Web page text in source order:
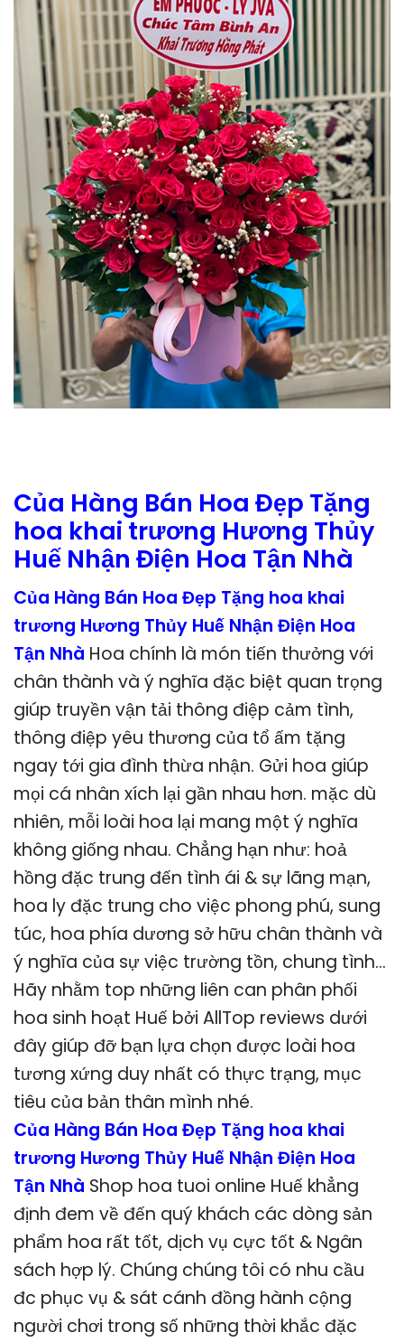
Của Hàng Bán Hoa Đẹp Tặng
hoa khai trương Hương Thủy
Huế Nhận Điện Hoa Tận Nhà
Của Hàng Bán Hoa Đẹp Tặng hoa khai
trương Hương Thủy Huế Nhận Điện Hoa
Tận Nhà Hoa chính là món tiến thưởng với
chân thành và ý nghĩa đặc biệt quan trọng
giúp truyền vận tải thông điệp cảm tình,
thông điệp yêu thương của tổ ấm tặng
ngay tới gia đình thừa nhận. Gửi hoa giúp
mọi cá nhân xích lại gần nhau hơn. mặc dù
nhiên, mỗi loài hoa lại mang một ý nghĩa
không giống nhau. Chẳng hạn như: hoả
hồng đặc trung đến tình ái & sự lãng mạn,
hoa ly đặc trung cho việc phong phú, sung
túc, hoa phía dương sở hữu chân thành và
ý nghĩa của sự việc trường tồn, chung tình…
Hãy nhằm top những liên can phân phối
hoa sinh hoạt Huế bởi AllTop reviews dưới
đây giúp đỡ bạn lựa chọn được loài hoa
tương xứng duy nhất có thực trạng, mục
tiêu của bản thân mình nhé.
Của Hàng Bán Hoa Đẹp Tặng hoa khai
trương Hương Thủy Huế Nhận Điện Hoa
Tận Nhà Shop hoa tuoi online Huế khẳng
định đem về đến quý khách các dòng sản
phẩm hoa rất tốt, dịch vụ cực tốt & Ngân
sách hợp lý. Chúng chúng tôi có nhu cầu
đc phục vụ & sát cánh đồng hành cộng
người chơi trong số những thời khắc đặc